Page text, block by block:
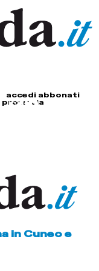
accedi abbonati
provincia
in Cuneo e